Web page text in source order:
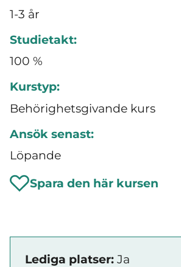
1-3 år
Studietakt:
100 %
Kurstyp:
Behörighetsgivande kurs
Ansök senast:
Löpande
Spara den här kursen
Lediga platser: Ja